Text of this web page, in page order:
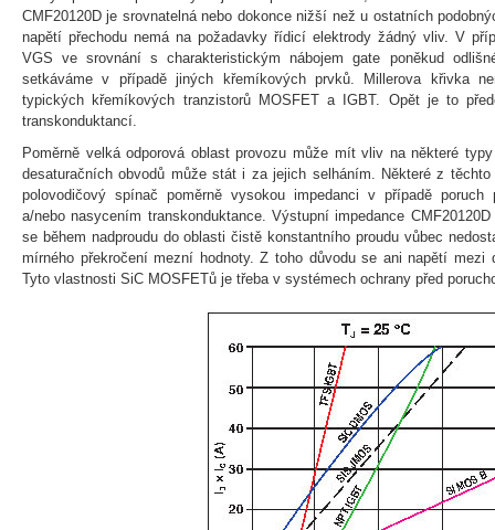
CMF20120D je srovnatelná nebo dokonce nižší než u ostatních
napětí přechodu nemá na požadavky řídicí elektrody žádný vliv. V
VGS ve srovnání s charakteristickým nábojem gate poněkud
setkáváme v případě jiných křemíkových prvků. Millerova křivka
typických křemíkových tranzistorů MOSFET a IGBT. Opět je to
transkonduktancí.
Poměrně velká odporová oblast provozu může mít vliv na některé
desaturačních obvodů může stát i za jejich selháním. Některé z
polovodičový spínač poměrně vysokou impedanci v případě poruch
a/nebo nasycením transkonduktance. Výstupní impedance
se během nadproudu do oblasti čistě konstantního proudu vůbec
mírného překročení mezní hodnoty. Z toho důvodu se ani napětí mezi
Tyto vlastnosti SiC MOSFETů je třeba v systémech ochrany před